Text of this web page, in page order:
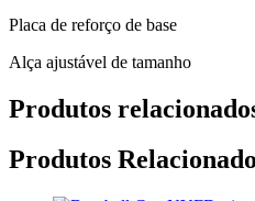
Placa de reforço de base
Alça ajustável de tamanho
Produtos
Produtos